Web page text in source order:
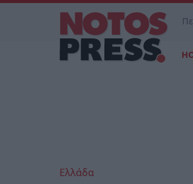
Ελλάδα